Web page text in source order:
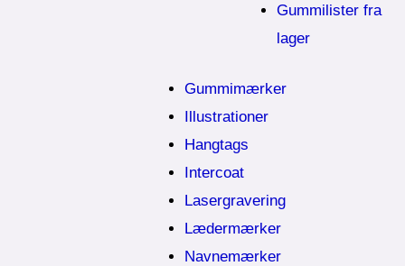
Gummilister fra
lager
Gummimærker
Illustrationer
Hangtags
Intercoat
Lasergravering
Lædermærker
Navnemærker